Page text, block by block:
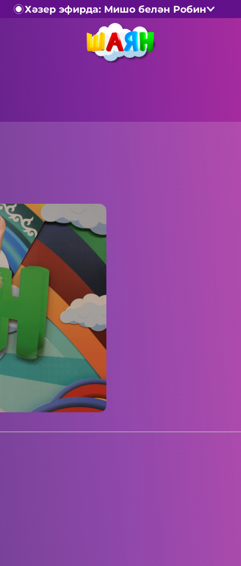
Хәзер эфирда: Мишо белән Робин